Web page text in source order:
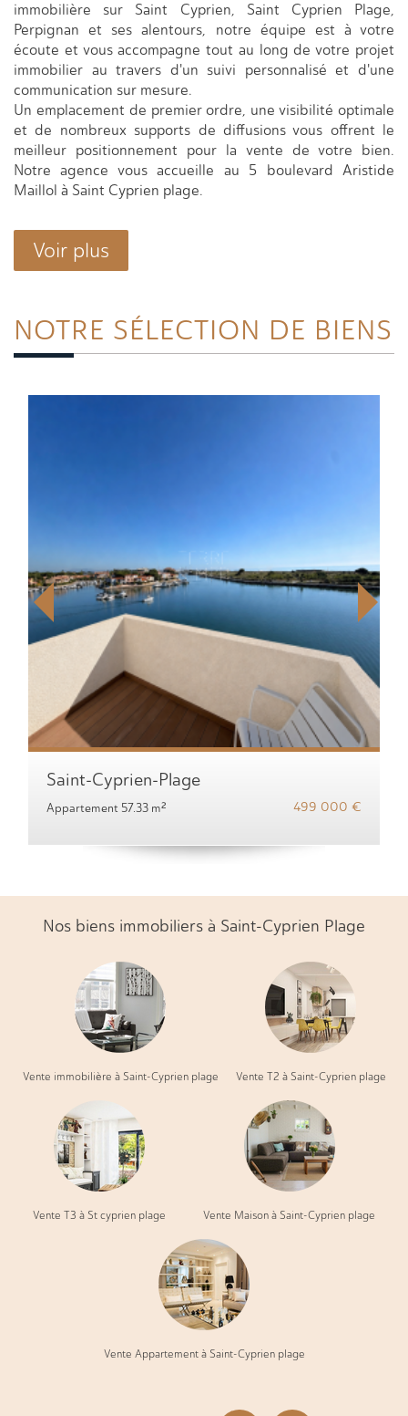
immobilière sur Saint Cyprien, Saint Cyprien Plage,
Perpignan et ses alentours, notre équipe est à votre
écoute et vous accompagne tout au long de votre projet
immobilier au travers d'un suivi personnalisé et d'une
communication sur mesure.
Un emplacement de premier ordre, une visibilité optimale
et de nombreux supports de diffusions vous offrent le
meilleur positionnement pour la vente de votre bien.
Notre agence vous accueille au 5 boulevard Aristide
Maillol à Saint Cyprien plage.
Voir plus
NOTRE SÉLECTION DE BIENS
Saint-Cyprien-Plage
Appartement 57.33 m² 499 000 €
Nos biens immobiliers à Saint-Cyprien Plage
Vente immobilière à Saint-Cyprien plage Vente T2 à Saint-Cyprien plage
Vente T3 à St cyprien plage Vente Maison à Saint-Cyprien plage
Vente Appartement à Saint-Cyprien plage